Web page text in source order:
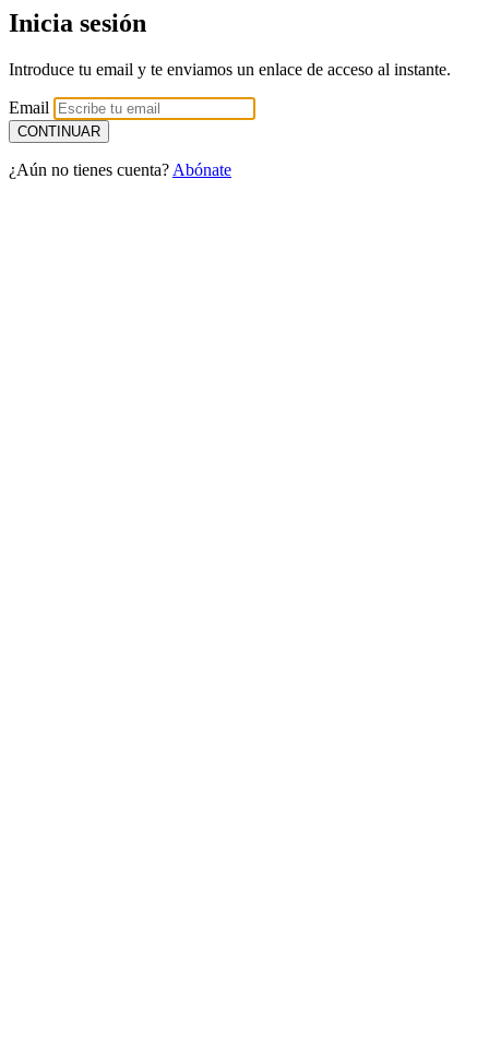
Inicia sesión
Introduce tu email y te enviamos un enlace de acceso al instante.
Email
¿Aún no tienes cuenta? Abónate